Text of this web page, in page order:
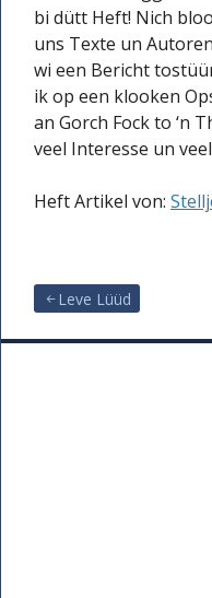
bi dütt Heft! Nich
uns Texte un
wi een Bericht
ik op een klooken
an Gorch Fock to ‘n
veel Interesse un
Heft Artikel von:
Leve Lüüd